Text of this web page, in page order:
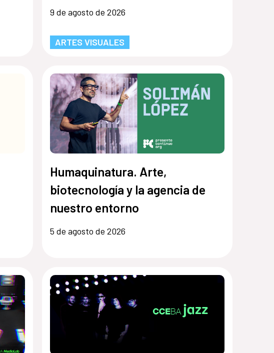
9 de agosto de 2026
ARTES VISUALES
Humaquinatura. Arte,
biotecnología y la agencia de
nuestro entorno
5 de agosto de 2026